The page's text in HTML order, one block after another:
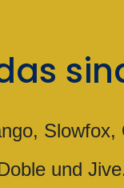
Slowfox,
und